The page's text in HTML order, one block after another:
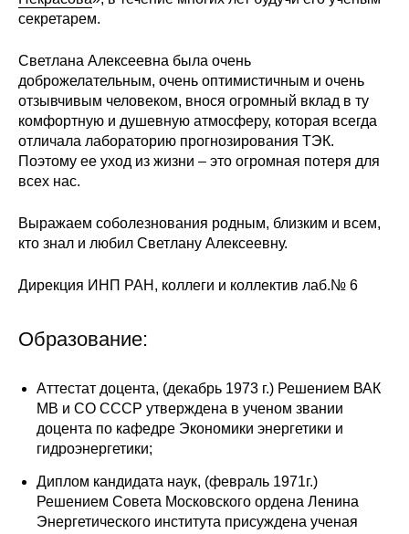
Мониторинга
Центр «Климатическая политика и
экономика России»
Образование и карьера
Кафедра МФТИ
Аспирантура
Об аспирантуре
Нормативные документы
О совете
секретарем.
Светлана Алексеевна была очень
доброжелательным, очень оптимистичным и очень
отзывчивым человеком, внося огромный вклад в ту
комфортную и душевную атмосферу, которая всегда
отличала лабораторию прогнозирования ТЭК.
Поэтому ее уход из жизни – это огромная потеря для
всех нас.
Выражаем соболезнования родным, близким и всем,
кто знал и любил Светлану Алексеевну.
Дирекция ИНП РАН, коллеги и коллектив лаб.№ 6
Образование:
Аттестат доцента, (декабрь 1973 г.) Решением ВАК
МВ и СО СССР утверждена в ученом звании
доцента по кафедре Экономики энергетики и
гидроэнергетики;
Диплом кандидата наук, (февраль 1971г.)
Решением Совета Московского ордена Ленина
Энергетического института присуждена ученая